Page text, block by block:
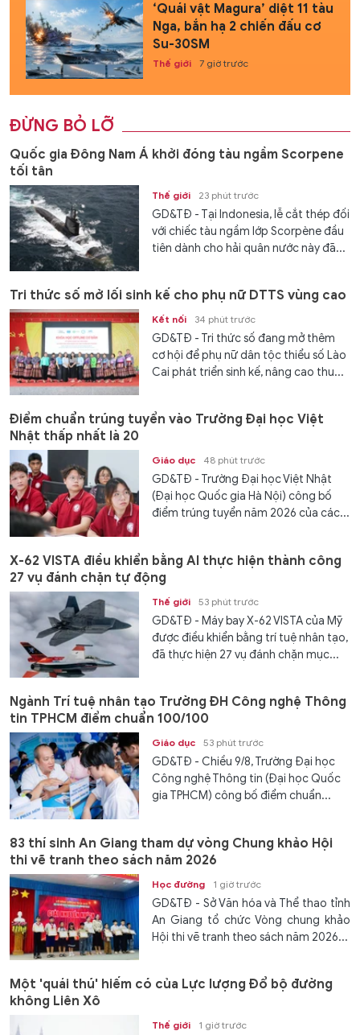
‘Quái vật Magura’ diệt 11 tàu
Nga, bắn hạ 2 chiến đấu cơ
Su-30SM
Thế giới 7 giờ trước
ĐỪNG BỎ LỠ
Quốc gia Đông Nam Á khởi đóng tàu ngầm Scorpene
tối tân
Thế giới 23 phút trước
GD&TĐ - Tại Indonesia, lễ cắt thép đối
với chiếc tàu ngầm lớp Scorpène đầu
tiên dành cho hải quân nước này đã...
Tri thức số mở lối sinh kế cho phụ nữ DTTS vùng cao
Kết nối 34 phút trước
GD&TĐ - Tri thức số đang mở thêm
cơ hội để phụ nữ dân tộc thiểu số Lào
Cai phát triển sinh kế, nâng cao thu...
Điểm chuẩn trúng tuyển vào Trường Đại học Việt
Nhật thấp nhất là 20
Giáo dục 48 phút trước
GD&TĐ - Trường Đại học Việt Nhật
(Đại học Quốc gia Hà Nội) công bố
điểm trúng tuyển năm 2026 của các...
X-62 VISTA điều khiển bằng AI thực hiện thành công
27 vụ đánh chặn tự động
Thế giới 53 phút trước
GD&TĐ - Máy bay X-62 VISTA của Mỹ
được điều khiển bằng trí tuệ nhân tạo,
đã thực hiện 27 vụ đánh chặn mục...
Ngành Trí tuệ nhân tạo Trường ĐH Công nghệ Thông
tin TPHCM điểm chuẩn 100/100
Giáo dục 53 phút trước
GD&TĐ - Chiều 9/8, Trường Đại học
Công nghệ Thông tin (Đại học Quốc
gia TPHCM) công bố điểm chuẩn...
83 thí sinh An Giang tham dự vòng Chung khảo Hội
thi vẽ tranh theo sách năm 2026
Học đường 1 giờ trước
GD&TĐ - Sở Văn hóa và Thể thao tỉnh
An Giang tổ chức Vòng chung khảo
Hội thi vẽ tranh theo sách năm 2026...
Một 'quái thú' hiếm có của Lực lượng Đổ bộ đường
không Liên Xô
Thế giới 1 giờ trước